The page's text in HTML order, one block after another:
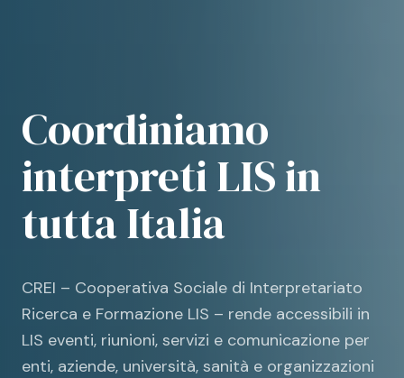
Coordiniamo
interpreti LIS in
tutta Italia
CREI – Cooperativa Sociale di Interpretariato
Ricerca e Formazione LIS – rende accessibili in
LIS eventi, riunioni, servizi e comunicazione per
enti, aziende, università, sanità e organizzazioni